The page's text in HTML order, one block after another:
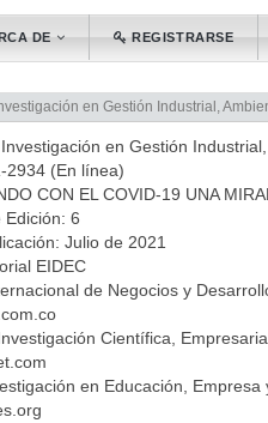
DE REGISTRARSE
en Gestión Industrial,
en Gestión
2934 (En línea)
CON EL COVID-19 UNA
Edición: 6
Julio de 2021
EIDEC
de Negocios y
Científica,
en Educación, Empresa